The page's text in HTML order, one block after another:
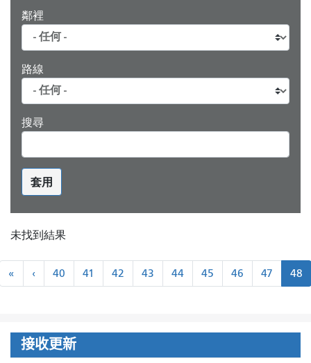
鄰裡
路線
搜尋
套用
未找到結果
頁
«
最
‹←
上
40 41 42 43 44 45 46 47 48
接收更新